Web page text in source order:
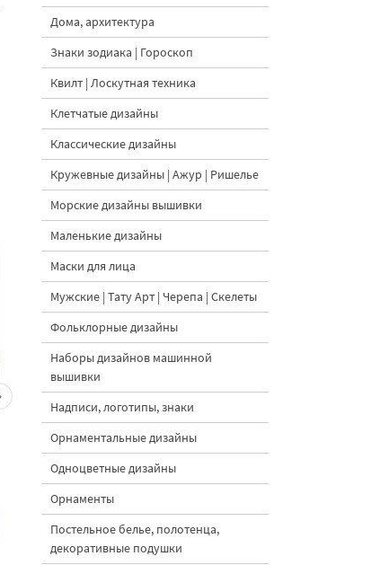
Новогодние морковки и
кролик — набор
дизайнов машинной
вышивки - 4 размера
| В корзину
дизайн машинной
Дома, архитектура
Знаки зодиака | Гороскоп
Квилт | Лоскутная техника
Клетчатые дизайны
Классические дизайны
Кружевные дизайны | Ажур | Ришелье
Морские дизайны вышивки
Маленькие дизайны
Маски для лица
Мужские | Тату Арт | Черепа | Скелеты
Фольклорные дизайны
Наборы дизайнов машинной
вышивки
Надписи, логотипы, знаки
Орнаментальные дизайны
Одноцветные дизайны
Орнаменты
Постельное белье, полотенца,
декоративные подушки